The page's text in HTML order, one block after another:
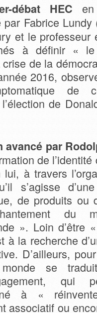
débat HEC
par Fabrice
et le professeur
à définir « le
de la
2016,
de
de
avancé par
de l’identité
à travers
s’agisse
de produits
du
». Loin d’être
à la recherche
D’ailleurs,
monde se
qui
à «
associatif ou